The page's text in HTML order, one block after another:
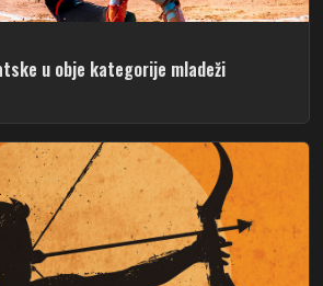
u obje kategorije mladeži